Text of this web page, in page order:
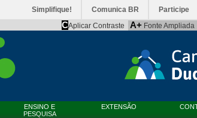
Simplifique! Comunica BR Participe
CAplicar Contraste A+ Fonte Ampliada
ENSINO E
PESQUISA
EXTENSÃO